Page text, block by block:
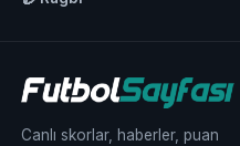
Canlı skorlar, haberler, puan